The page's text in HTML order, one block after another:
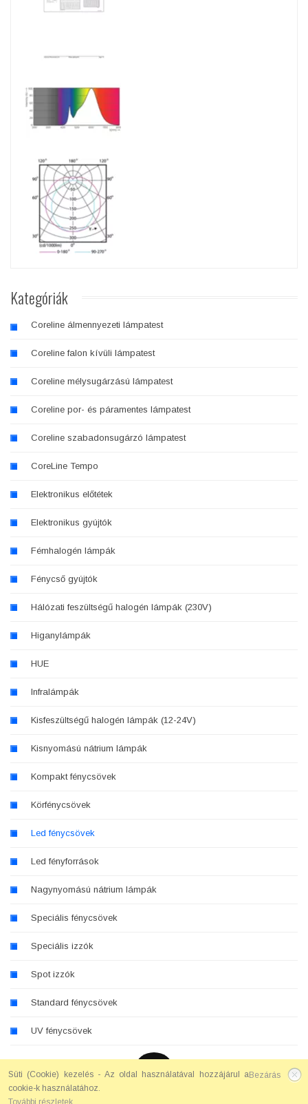
Kategóriák
Coreline álmennyezeti lámpatest
Coreline falon kívüli lámpatest
Coreline mélysugárzású lámpatest
Coreline por- és páramentes lámpatest
Coreline szabadonsugárzó lámpatest
CoreLine Tempo
Elektronikus előtétek
Elektronikus gyújtók
Fémhalogén lámpák
Fénycső gyújtók
Hálózati feszültségű halogén lámpák (230V)
Higanylámpák
HUE
Infralámpák
Kisfeszültségű halogén lámpák (12-24V)
Kisnyomású nátrium lámpák
Kompakt fénycsövek
Körfénycsövek
Led fénycsövek
Led fényforrások
Nagynyomású nátrium lámpák
Speciális fénycsövek
Speciális izzók
Spot izzók
Standard fénycsövek
UV fénycsövek
© 2016. Ekis Plusz Kft., ekisplusz.hu - Powered by
Bezárás
Süti (Cookie) kezelés - Az oldal használatával hozzájárul a
cookie-k használatához.
További részletek